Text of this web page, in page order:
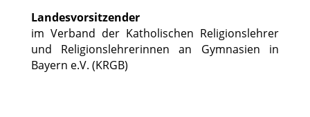
Landesvorsitzender
im Verband der Katholischen Religionslehrer
und Religionslehrerinnen an Gymnasien in
Bayern e.V. (KRGB)